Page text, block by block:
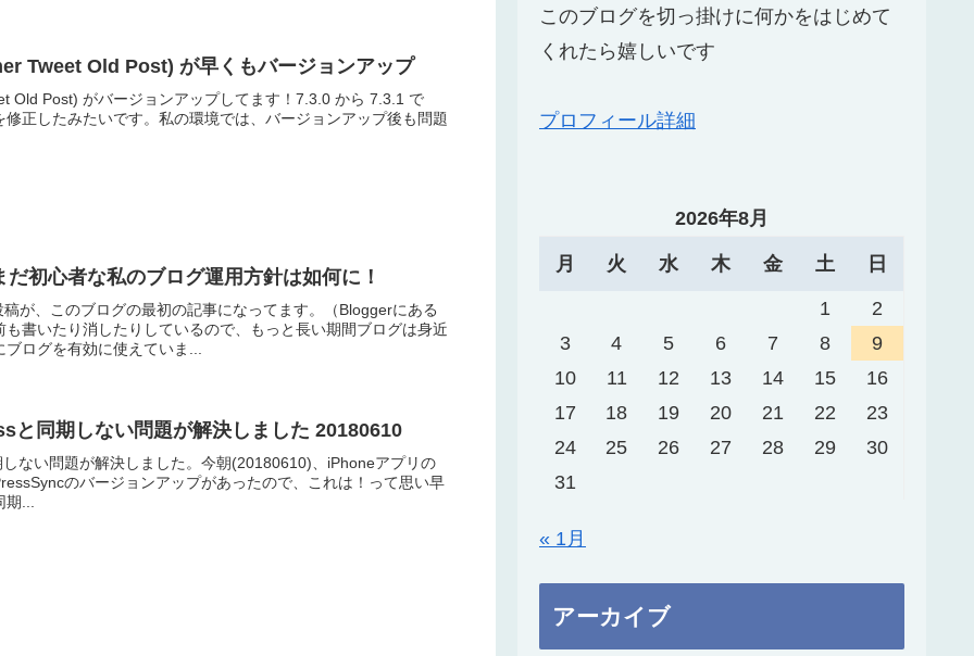
Tweet Old Post) が早くもバージョンアップ
Old Post) がバージョンアップしてます！7.3.0 から 7.3.1 で
正したみたいです。私の環境では、バージョンアップ後も問題
初心者な私のブログ運用方針は如何に！
が、このブログの最初の記事になってます。（Bloggerにある
書いたり消したりしているので、もっと長い期間ブログは身近
ログを有効に使えていま...
同期しない問題が解決しました 20180610
ない問題が解決しました。今朝(20180610)、iPhoneアプリの
のバージョンアップがあったので、これは！って思い早
...
このブログを切っ掛けに何かをはじめて
くれたら嬉しいです
プロフィール詳細
2026年8月
月 火 水 木 金 土 日
1
2
3
4 5 6 7 8
9
10
11 12 13 14 15
16
17
18 19 20 21 22
23
24
25 26 27 28 29
30
31
« 1月
アーカイブ